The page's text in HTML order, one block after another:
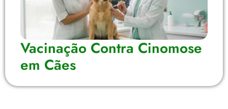
Vacinação Contra Cinomose
em Cães